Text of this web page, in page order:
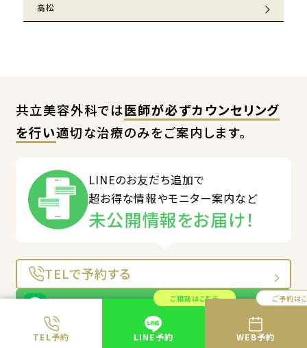
TEL予約
ご相談はこちら
LINE予約
ご予約は
WEB予約
高松
共立美容外科では医師が必ずカウンセリング
を行い適切な治療のみをご案内します。
LINEのお友だち追加で
超お得な情報やモニター案内など
未公開情報をお届け！
TELで予約する
LINEで予約する
WEBで予約する